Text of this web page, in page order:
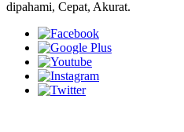
dipahami, Cepat, Akurat.